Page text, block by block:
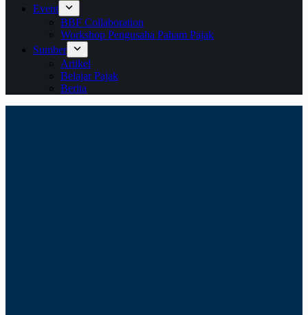
Event
BBF Collaboration
Workshop Pengusaha Paham Pajak
Sumber
Artikel
Belajar Pajak
Berita